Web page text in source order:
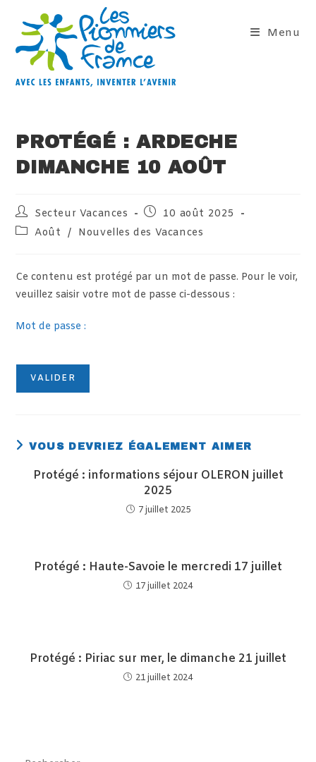
content
Menu
PROTÉGÉ : ARDECHE
DIMANCHE 10 AOÛT
Auteur/autrice
de
la
Secteur Vacances
Publication
10 août 2025
PostAoût / Nouvelles des Vacances
Ce contenu est protégé par un mot de passe. Pour le voir,
veuillez saisir votre mot de passe ci-dessous :
Mot de passe :
VOUS DEVRIEZ ÉGALEMENT AIMER
Protégé : informations séjour OLERON juillet
2025
7 juillet 2025
Protégé : Haute-Savoie le mercredi 17 juillet
17 juillet 2024
Protégé : Piriac sur mer, le dimanche 21 juillet
21 juillet 2024